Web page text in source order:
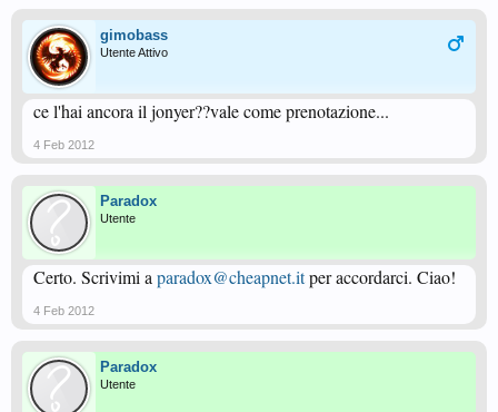
gimobass
Utente Attivo
ce l'hai ancora il jonyer??vale come prenotazione...
4 Feb 2012
Paradox
Utente
Certo. Scrivimi a paradox@cheapnet.itper accordarci. Ciao!
4 Feb 2012
Paradox
Utente